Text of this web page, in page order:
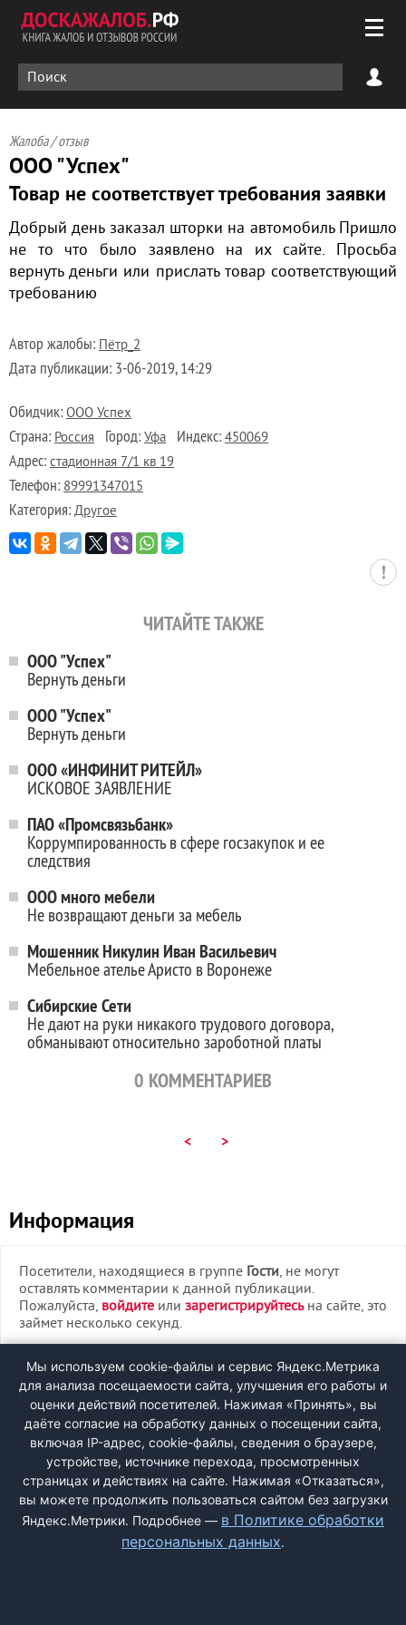
Жалоба / отзыв
ООО "Успех"
Товар не соответствует требования заявки
Добрый день заказал шторки на автомобиль Пришло
не то что было заявлено на их сайте. Просьба
вернуть деньги или прислать товар соответствующий
требованию
Автор жалобы: Пётр_2
Дата публикации: 3-06-2019, 14:29
Обидчик: ООО Успех
Страна: Россия Город: Уфа Индекс: 450069
Адрес: стадионная 7/1 кв 19
Телефон: 89991347015
Категория: Другое
ЧИТАЙТЕ ТАКЖЕ
ООО "Успех"
Вернуть деньги
ООО "Успех"
Вернуть деньги
ООО «ИНФИНИТ РИТЕЙЛ»
ИСКОВОЕ ЗАЯВЛЕНИЕ
ПАО «Промсвязьбанк»
Коррумпированность в сфере госзакупок и ее
следствия
ООО много мебели
Не возвращают деньги за мебель
Мошенник Никулин Иван Васильевич
Мебельное ателье Аристо в Воронеже
Сибирские Сети
Не дают на руки никакого трудового договора,
обманывают относительно зароботной платы
0 КОММЕНТАРИЕВ
< >
Информация
Посетители, находящиеся в группе Гости, не могут
оставлять комментарии к данной публикации.
Пожалуйста, войдите или зарегистрируйтесьна сайте, это
займет несколько секунд.
ВХОД
РЕГИСТРАЦИЯ
Быстрая регистрациячерез соцсети:
Мы используем cookie-файлы и сервис Яндекс.Метрика
для анализа посещаемости сайта, улучшения его работы и
оценки действий посетителей. Нажимая «Принять», вы
даёте согласие на обработку данных о посещении сайта,
включая IP-адрес, cookie-файлы, сведения о браузере,
устройстве, источнике перехода, просмотренных
страницах и действиях на сайте. Нажимая «Отказаться»,
вы можете продолжить пользоваться сайтом без загрузки
Яндекс.Метрики. Подробнее — в Политике обработки
персональных данных.